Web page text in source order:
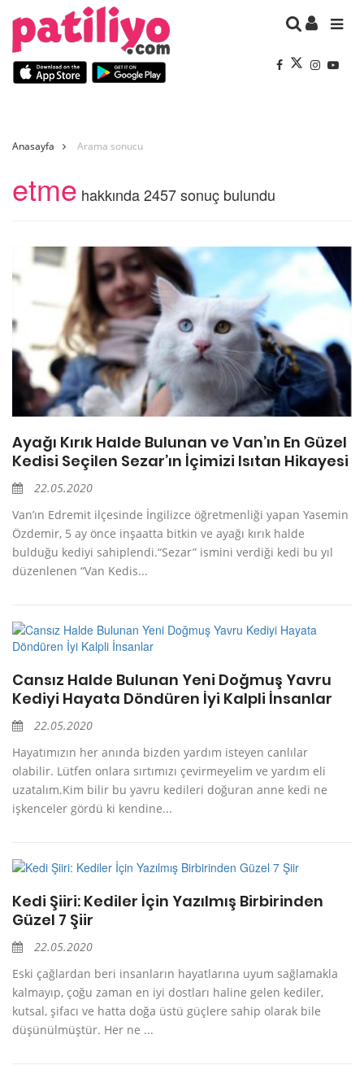
Anasayfa Arama sonucu
etme hakkında 2457 sonuç bulundu
Ayağı Kırık Halde Bulunan ve Van’ın En Güzel
Kedisi Seçilen Sezar’ın İçimizi Isıtan Hikayesi
22.05.2020
Van’ın Edremit ilçesinde İngilizce öğretmenliği yapan Yasemin
Özdemir, 5 ay önce inşaatta bitkin ve ayağı kırık halde
bulduğu kediyi sahiplendi.“Sezar” ismini verdiği kedi bu yıl
düzenlenen “Van Kedis...
Cansız Halde Bulunan Yeni Doğmuş Yavru
Kediyi Hayata Döndüren İyi Kalpli İnsanlar
22.05.2020
Hayatımızın her anında bizden yardım isteyen canlılar
olabilir. Lütfen onlara sırtımızı çevirmeyelim ve yardım eli
uzatalım.Kim bilir bu yavru kedileri doğuran anne kedi ne
işkenceler gördü ki kendine...
Kedi Şiiri: Kediler İçin Yazılmış Birbirinden
Güzel 7 Şiir
22.05.2020
Eski çağlardan beri insanların hayatlarına uyum sağlamakla
kalmayıp, çoğu zaman en iyi dostları haline gelen kediler,
kutsal, şifacı ve hatta doğa üstü güçlere sahip olarak bile
düşünülmüştür. Her ne ...